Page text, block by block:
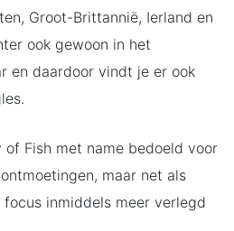
Groot-Brittannië, Ierland en
ook gewoon in het
en daardoor vindt je er ook
Fish met name bedoeld voor
maar net als
inmiddels meer verlegd